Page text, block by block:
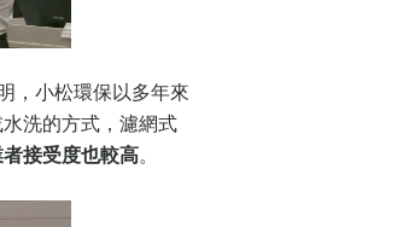
，小松環保以多年來
洗的方式，濾網式
接受度也較高。